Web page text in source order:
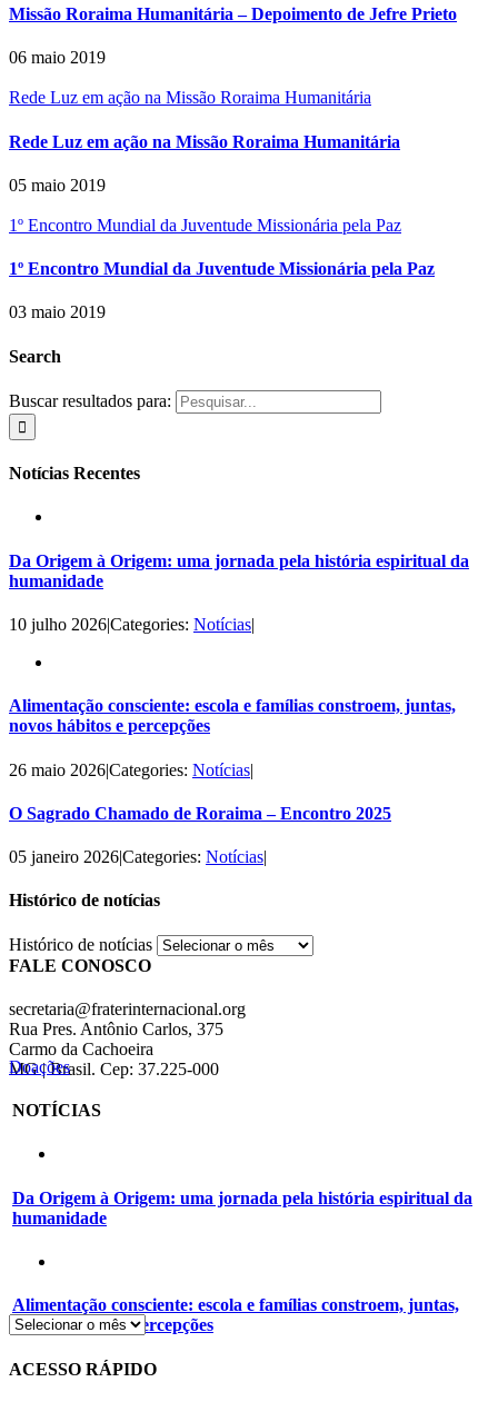
Missão Roraima Humanitária – Depoimento de Jefre Prieto
06 maio 2019
Rede Luz em ação na Missão Roraima Humanitária
Rede Luz em ação na Missão Roraima Humanitária
05 maio 2019
1º Encontro Mundial da Juventude Missionária pela Paz
1º Encontro Mundial da Juventude Missionária pela Paz
03 maio 2019
Search
Buscar resultados para:
Notícias Recentes
Da Origem à Origem: uma jornada pela história espiritual da
humanidade
10 julho 2026|Categories: Notícias|
Alimentação consciente: escola e famílias constroem, juntas,
novos hábitos e percepções
26 maio 2026|Categories: Notícias|
O Sagrado Chamado de Roraima – Encontro 2025
05 janeiro 2026|Categories: Notícias|
Histórico de notícias
Histórico de notícias
FALE CONOSCO
secretaria@fraterinternacional.org
Rua Pres. Antônio Carlos, 375
Carmo da Cachoeira
MG | Brasil. Cep: 37.225-000
Doações
NOTÍCIAS
Da Origem à Origem: uma jornada pela história espiritual da
humanidade
Alimentação consciente: escola e famílias constroem, juntas,
novos hábitos e percepções
ACESSO RÁPIDO